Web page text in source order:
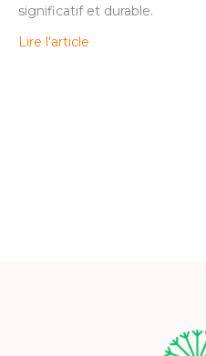
significatif et durable.
Lire l'article